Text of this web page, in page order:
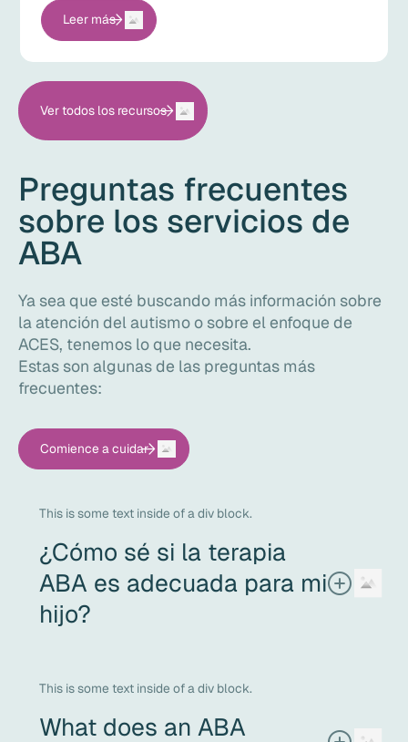
Leer más
Ver todos los recursos
Preguntas frecuentes
sobre los servicios de
ABA
Ya sea que esté buscando más información sobre
la atención del autismo o sobre el enfoque de
ACES, tenemos lo que necesita.
Estas son algunas de las preguntas más
frecuentes:
Comience a cuidar
This is some text inside of a div block.
¿Cómo sé si la terapia
ABA es adecuada para mi
hijo?
comportamientos desafiantes, y busca una terapia
podría ser una buena opción. El mejor siguiente paso es
This is some text inside of a div block.
What does an ABA